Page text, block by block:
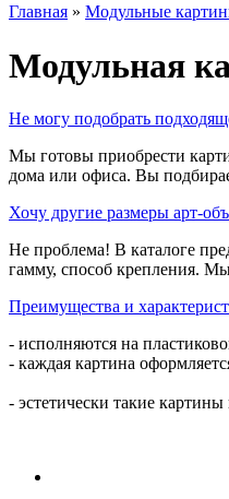
Главная » Модульные
Модульная
Не могу подобрать
Мы готовы приобрести
дома или офиса. Вы
Хочу другие размеры арт-
Не проблема! В каталоге
гамму, способ крепления.
Преимущества и
- исполняются на
- каждая картина
- эстетически такие